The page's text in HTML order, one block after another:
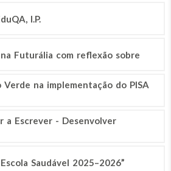
I.P.
Futurália com reflexão sobre
Verde na implementação do PISA
a Escrever - Desenvolver
Saudável 2025–2026”